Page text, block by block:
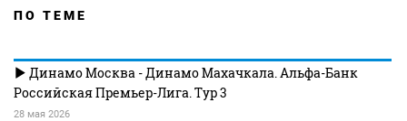
ПО ТЕМЕ
Динамо Москва - Динамо Махачкала. Альфа-Банк
Российская Премьер-Лига. Тур 3
28 мая 2026